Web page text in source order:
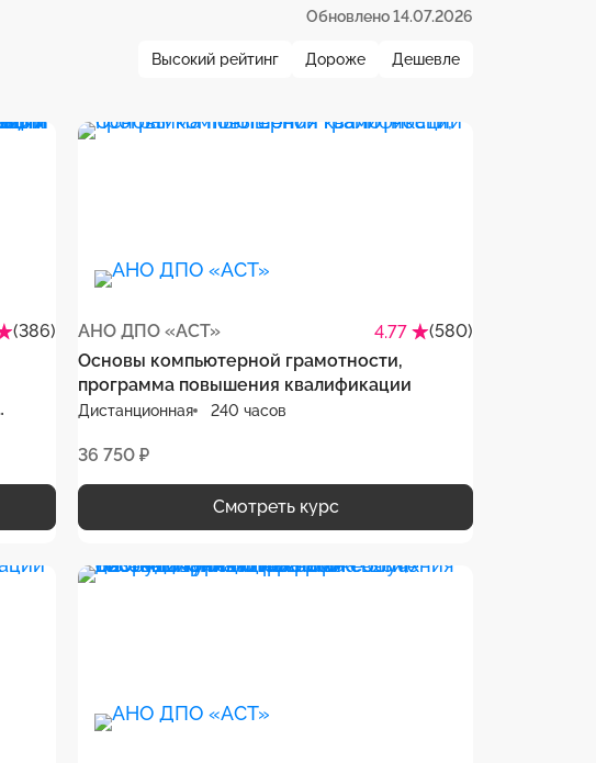
Обновлено 14.07.2026
Высокий рейтинг Дороже Дешевле
(386)
АНО ДПО «АСТ» 4.77
(580)
Основы компьютерной грамотности,
программа повышения квалификации
Дистанционная 240 часов
36 750 ₽
Смотреть курс